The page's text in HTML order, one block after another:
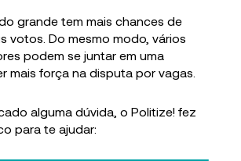
grande tem mais chances de
votos. Do mesmo modo, vários
podem se juntar em uma
mais força na disputa por vagas.
alguma dúvida, o Politize! fez
para te ajudar: